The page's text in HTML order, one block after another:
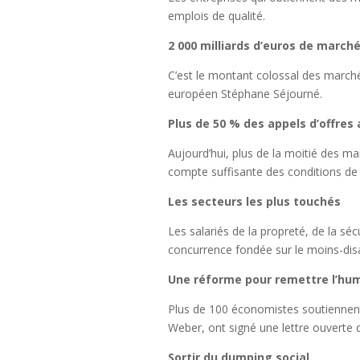
emplois de qualité.
2 000 milliards d’euros de
C’est le montant colossal des
européen Stéphane Séjourné.
Plus de 50 % des appels
Aujourd’hui, plus de la moitié des
compte suffisante des conditions
Les secteurs les plus touchés
Les salariés de la propreté, de la
concurrence fondée sur le moins-
Une réforme pour remettre
Plus de 100 économistes
Weber, ont signé une lettre ouverte